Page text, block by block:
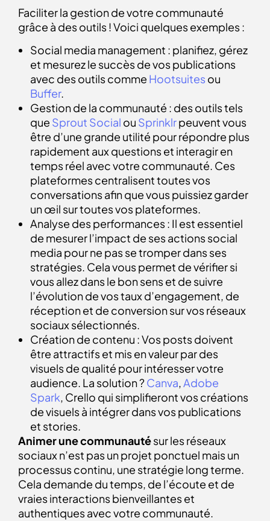
Faciliter la gestion de votre communauté
grâce à des outils ! Voici quelques exemples :
Social media management : planifiez, gérez
et mesurez le succès de vos publications
avec des outils comme Hootsuites ou
Buffer.
Gestion de la communauté : des outils tels
que Sprout Social ou Sprinklrpeuvent vous
être d’une grande utilité pour répondre plus
rapidement aux questions et interagir en
temps réel avec votre communauté. Ces
plateformes centralisent toutes vos
conversations afin que vous puissiez garder
un œil sur toutes vos plateformes.
Analyse des performances : Il est essentiel
de mesurer l’impact de ses actions social
media pour ne pas se tromper dans ses
stratégies. Cela vous permet de vérifier si
vous allez dans le bon sens et de suivre
l’évolution de vos taux d’engagement, de
réception et de conversion sur vos réseaux
sociaux sélectionnés.
Création de contenu : Vos posts doivent
être attractifs et mis en valeur par des
visuels de qualité pour intéresser votre
audience. La solution ?Canva,Adobe
Spark, Crello qui simplifieront vos créations
de visuels à intégrer dans vos publications
et stories.
Animer une communautésur les réseaux
sociaux n’est pas un projet ponctuel mais un
processus continu, une stratégie long terme.
Cela demande du temps, de l’écoute et de
vraies interactions bienveillantes et
authentiques avec votre communauté.